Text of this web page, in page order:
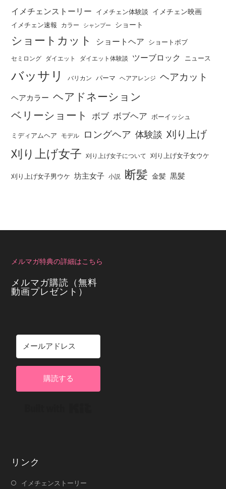
イメチェンストーリー イメチェン体験談 イメチェン映画
イメチェン速報 カラー シャンプー ショート
ショートカット ショートヘア ショートボブ
セミロング ダイエット ダイエット体験談 ツーブロック ニュース
バッサリ バリカン パーマ ヘアアレンジ ヘアカット
ヘアカラー ヘアドネーション
ベリーショート
ボブ ボブヘア ボーイッシュ
ミディアムヘア モデル ロングヘア 体験談 刈り上げ
刈り上げ女子 刈り上げ女子について 刈り上げ女子女ウケ
刈り上げ女子男ウケ 坊主女子 小説 断髪 金髪 黒髪
メルマガ特典の詳細はこちら
メルマガ購読（無料
動画プレゼント）
購読する
リンク
イメチェンストーリー